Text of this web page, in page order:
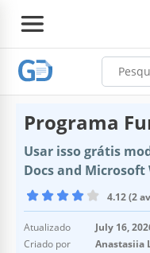
Programa
Usar isso grátis
Docs and Microsoft
4.12 (2
Atualizado
July 16,
Criado por
Anastasiia